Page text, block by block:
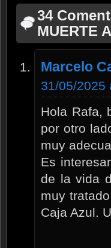
34
MUERTE
Marcelo
31/05/2025
Hola Rafa,
por otro
muy
Es
de la vida
muy
Caja Azul.